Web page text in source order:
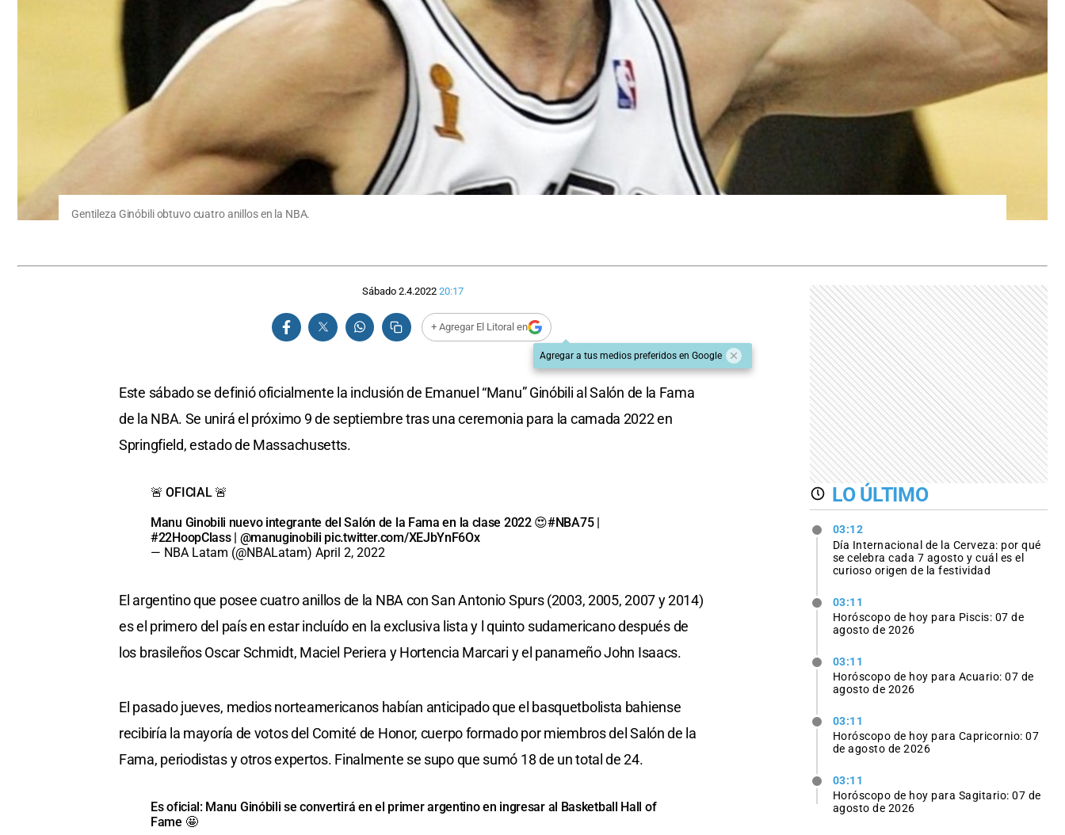
Gentileza Ginóbili obtuvo cuatro anillos en la NBA.
Sábado 2.4.2022 20:17
+ Agregar El Litoral en
Agregar a tus medios preferidos en Google
Este sábado se definió oficialmente la inclusión de Emanuel “Manu” Ginóbili al Salón de la Fama
de la NBA. Se unirá el próximo 9 de septiembre tras una ceremonia para la camada 2022 en
Springfield, estado de Massachusetts.
🚨 OFICIAL 🚨
Manu Ginobili nuevo integrante del Salón de la Fama en la clase 2022 😍#NBA75|
#22HoopClass| @manuginobili pic.twitter.com/XEJbYnF6Ox
— NBA Latam (@NBALatam) April 2, 2022
El argentino que posee cuatro anillos de la NBA con San Antonio Spurs (2003, 2005, 2007 y 2014)
es el primero del país en estar incluído en la exclusiva lista y l quinto sudamericano después de
los brasileños Oscar Schmidt, Maciel Periera y Hortencia Marcari y el panameño John Isaacs.
El pasado jueves, medios norteamericanos habían anticipado que el basquetbolista bahiense
recibiría la mayoría de votos del Comité de Honor, cuerpo formado por miembros del Salón de la
Fama, periodistas y otros expertos. Finalmente se supo que sumó 18 de un total de 24.
Es oficial: Manu Ginóbili se convertirá en el primer argentino en ingresar al Basketball Hall of
Fame 🤩
LO ÚLTIMO
03:12
Día Internacional de la Cerveza: por qué
se celebra cada 7 agosto y cuál es el
curioso origen de la festividad
03:11
Horóscopo de hoy para Piscis: 07 de
agosto de 2026
03:11
Horóscopo de hoy para Acuario: 07 de
agosto de 2026
03:11
Horóscopo de hoy para Capricornio: 07
de agosto de 2026
03:11
Horóscopo de hoy para Sagitario: 07 de
agosto de 2026